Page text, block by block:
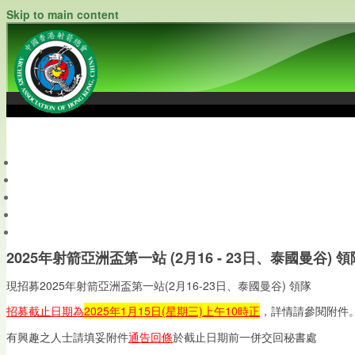
Skip to main content
2025年射箭亞洲盃第一站 (2月16 - 23日、泰國曼谷) 領
現招募2025年射箭亞洲盃第一站(2月16-23日、泰國曼谷) 領隊
招募截止日期為2025年1月15日(星期三)上午10時正 ，詳情請參閱附件。
有興趣之人士請填妥附件通告回條於截止日期前一併交回秘書處